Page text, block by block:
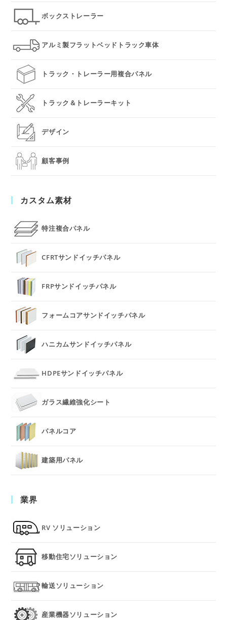
ボックストレーラー
アルミ製フラットベッドトラック車体
トラック・トレーラー用複合パネル
トラック＆トレーラーキット
デザイン
顧客事例
カスタム素材
特注複合パネル
CFRTサンドイッチパネル
FRPサンドイッチパネル
フォームコアサンドイッチパネル
ハニカムサンドイッチパネル
HDPEサンドイッチパネル
ガラス繊維強化シート
パネルコア
建築用パネル
業界
RV ソリューション
移動住宅ソリューション
輸送ソリューション
産業機器ソリューション